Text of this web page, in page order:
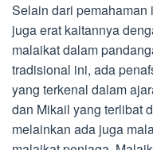
Selain dari pemahaman
juga erat kaitannya
malaikat dalam
tradisional ini, ada
yang terkenal dalam
dan Mikail yang terlibat
melainkan ada juga